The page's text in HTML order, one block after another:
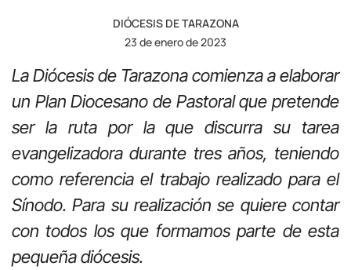
DIÓCESIS DE TARAZONA
23 de enero de 2023
La Diócesis de Tarazona comienza a elaborar
un Plan Diocesano de Pastoral que pretende
ser la ruta por la que discurra su tarea
evangelizadora durante tres años, teniendo
como referencia el trabajo realizado para el
Sínodo. Para su realización se quiere contar
con todos los que formamos parte de esta
pequeña diócesis.